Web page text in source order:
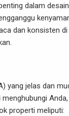
dalam
dan konsisten
jelas dan
properti meliputi: